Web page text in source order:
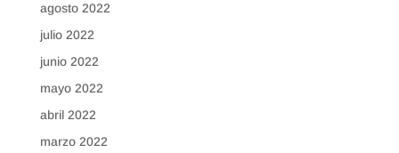
agosto 2022
julio 2022
junio 2022
mayo 2022
abril 2022
marzo 2022